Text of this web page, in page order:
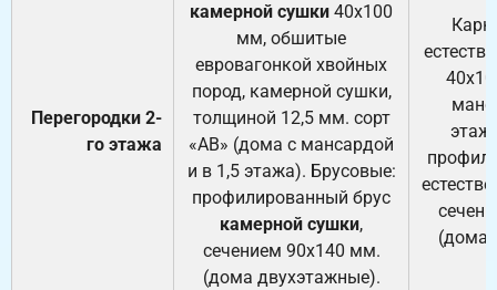
Перегородки 2-
го этажа
камерной сушки 40х100
мм, обшитые
евровагонкой хвойных
пород, камерной сушки,
толщиной 12,5 мм. сорт
«АВ» (дома с мансардой
и в 1,5 этажа). Брусовые:
профилированный брус
камерной сушки,
сечением 90х140 мм.
(дома двухэтажные).
(дома